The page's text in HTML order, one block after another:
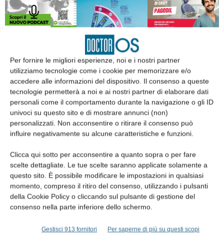
Per fornire le migliori esperienze, noi e i nostri partner
utilizziamo tecnologie come i cookie per memorizzare e/o
accedere alle informazioni del dispositivo. Il consenso a queste
tecnologie permetterà a noi e ai nostri partner di elaborare dati
personali come il comportamento durante la navigazione o gli ID
univoci su questo sito e di mostrare annunci (non)
personalizzati. Non acconsentire o ritirare il consenso può
influire negativamente su alcune caratteristiche e funzioni.
Clicca qui sotto per acconsentire a quanto sopra o per fare
scelte dettagliate. Le tue scelte saranno applicate solamente a
questo sito. È possibile modificare le impostazioni in qualsiasi
momento, compreso il ritiro del consenso, utilizzando i pulsanti
della Cookie Policy o cliccando sul pulsante di gestione del
consenso nella parte inferiore dello schermo.
Gestisci 913 fornitori Per saperne di più su questi scopi
Edicola web
Abbonati